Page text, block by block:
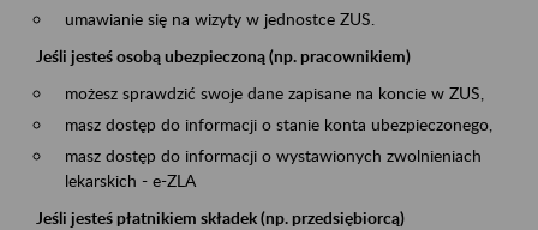
umawianie się na wizyty w jednostce ZUS.
Jeśli jesteś osobą ubezpieczoną (np. pracownikiem)
możesz sprawdzić swoje dane zapisane na koncie w ZUS,
masz dostęp do informacji o stanie konta ubezpieczonego,
masz dostęp do informacji o wystawionych zwolnieniach
lekarskich - e-ZLA
Jeśli jesteś płatnikiem składek (np. przedsiębiorcą)